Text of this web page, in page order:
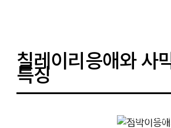
칠레이리응애와 사
특징
점박이응